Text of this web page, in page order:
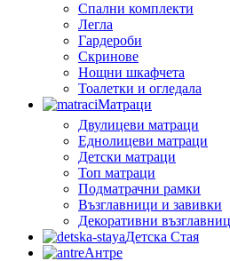
Спални комплекти
Легла
Гардероби
Скринове
Нощни шкафчета
Тоалетки и огледала
Матраци
Двулицеви матраци
Еднолицеви матраци
Детски матраци
Топ матраци
Подматрачни рамки
Възглавници и завивки
Декоративни
Детска Стая
Антре